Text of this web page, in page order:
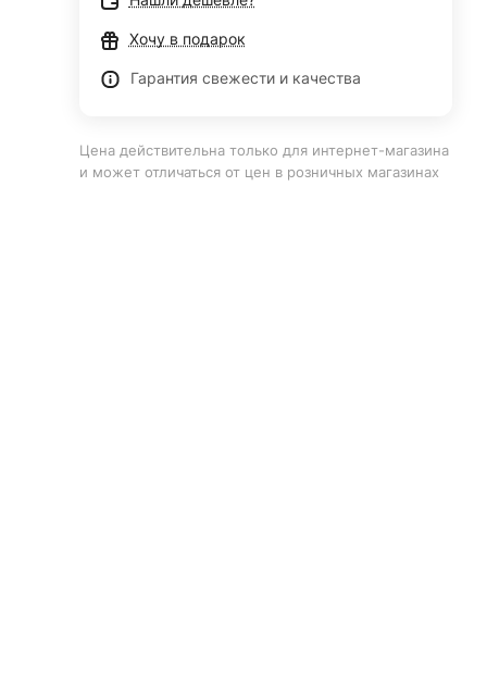
Хочу в подарок
Гарантия свежести и качества
Цена действительна только для интернет-магазина
и может отличаться от цен в розничных магазинах